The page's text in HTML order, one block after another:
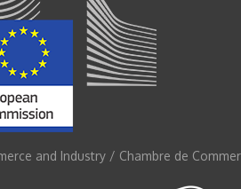
and Industry / Chambre de